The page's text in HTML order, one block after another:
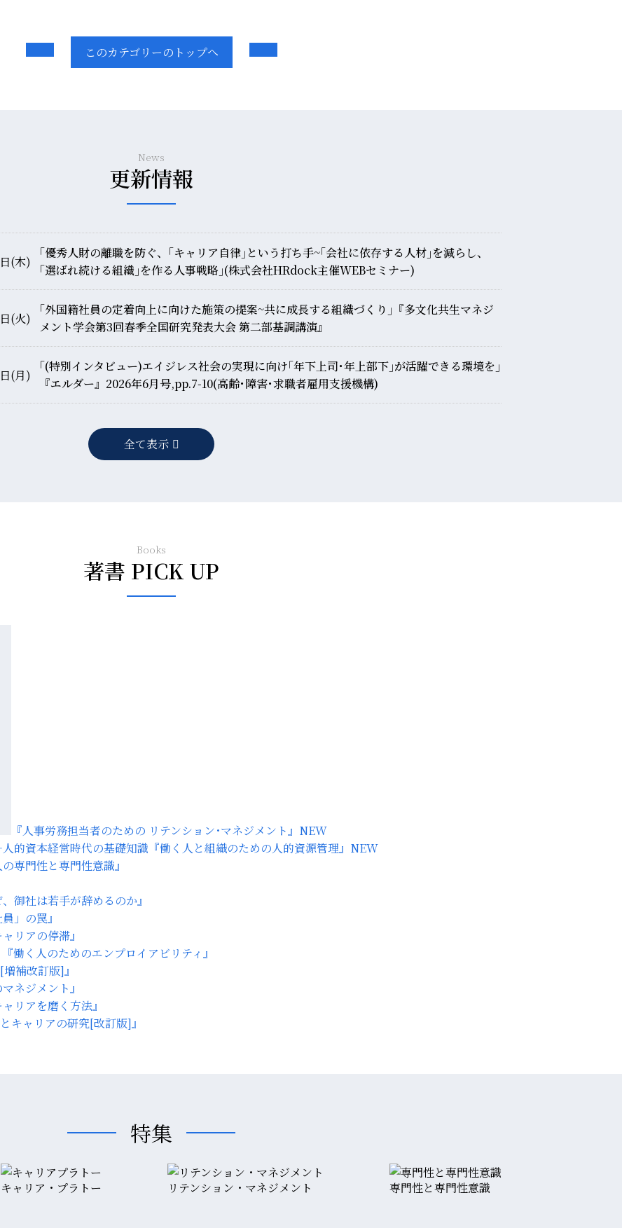
このカテゴリーのトップへ
News
更新情報
(木)
｢優秀人財の離職を防ぐ、｢キャリア自律｣という打ち手~｢会社に依存する人材｣を減らし、
｢選ばれ続ける組織｣を作る人事戦略｣(株式会社HRdock主催WEBセミナー)
(火)
｢外国籍社員の定着向上に向けた施策の提案~共に成長する組織づくり｣『多文化共生マネジ
メント学会第3回春季全国研究発表大会 第二部基調講演』
(月)
｢(特別インタビュー)エイジレス社会の実現に向け｢年下上司･年上部下｣が活躍できる環境を｣
『エルダー』2026年6月号,pp.7-10(高齢･障害･求職者雇用支援機構)
全て表示
Books
著書 PICK UP
『人事労務担当者のための リテンション･マネジメント』 NEW
『働く人と組織のための人的資源管理』 NEW
の専門性と専門性意識』
、御社は若手が辞めるのか』
」の罠』
リアの停滞』
『働く人のためのエンプロイアビリティ』
補改訂版]』
ネジメント』
ャリアを磨く方法』
とキャリアの研究[改訂版]』
特集
キャリア・プラトー リテンション・マネジメント 専門性と専門性意識